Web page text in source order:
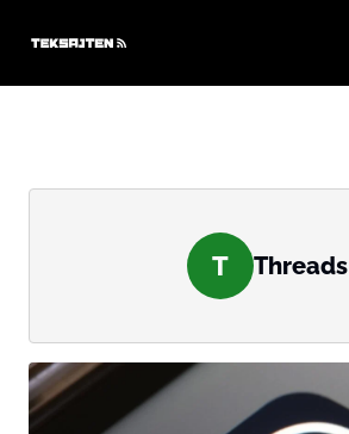
T Threads